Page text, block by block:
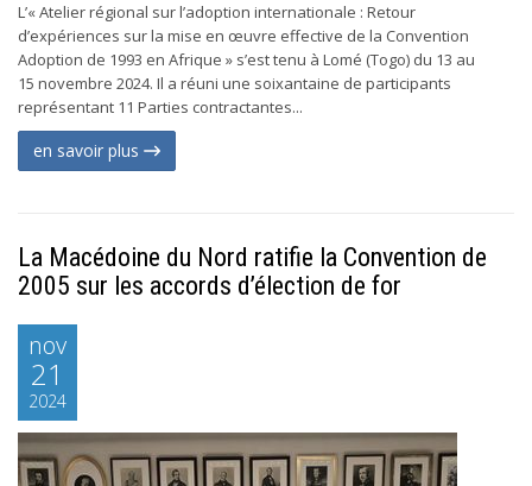
L’« Atelier régional sur l’adoption internationale : Retour
d’expériences sur la mise en œuvre effective de la Convention
Adoption de 1993 en Afrique » s’est tenu à Lomé (Togo) du 13 au
15 novembre 2024. Il a réuni une soixantaine de participants
représentant 11 Parties contractantes...
en savoir plus
La Macédoine du Nord ratifie la Convention de
2005 sur les accords d’élection de for
nov
21
2024